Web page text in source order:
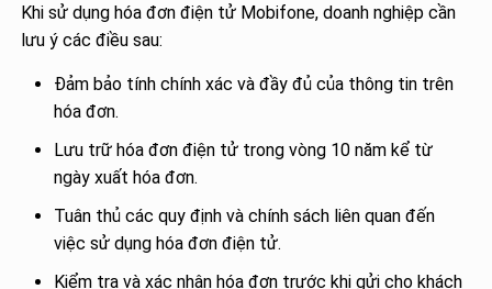
Khi sử dụng hóa đơn điện tử Mobifone, doanh nghiệp cần
lưu ý các điều sau:
Đảm bảo tính chính xác và đầy đủ của thông tin trên
hóa đơn.
Lưu trữ hóa đơn điện tử trong vòng 10 năm kể từ
ngày xuất hóa đơn.
Tuân thủ các quy định và chính sách liên quan đến
việc sử dụng hóa đơn điện tử.
Kiểm tra và xác nhận hóa đơn trước khi gửi cho khách